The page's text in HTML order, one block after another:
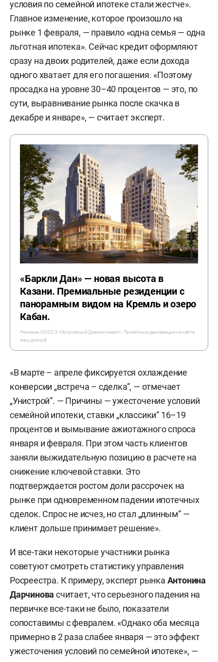
условия по семейной ипотеке стали жестче».
Главное изменение, которое произошло на
рынке 1 февраля, — правило «одна семья — одна
льготная ипотека». Сейчас кредит оформляют
сразу на двоих родителей, даже если дохода
одного хватает для его погашения. «Поэтому
просадка на уровне 30–40 процентов — это, по
сути, выравнивание рынка после скачка в
декабре и январе», — считает эксперт.
«Баркли Дан» — новая высота в
Казани. Премиальные резиденции с
панорамным видом на Кремль и озеро
Кабан.
Реклама. ООО СЗ «Островский Девелопмент». Проектные декларации на сайте
наш.дом.рф
«В марте – апреле фиксируется охлаждение
конверсии „встреча – сделка“, — отмечает
„Унистрой“. — Причины — ужесточение условий
семейной ипотеки, ставки „классики“ 16–19
процентов и вымывание ажиотажного спроса
января и февраля. При этом часть клиентов
заняли выжидательную позицию в расчете на
снижение ключевой ставки. Это
подтверждается ростом доли рассрочек на
рынке при одновременном падении ипотечных
сделок. Спрос не исчез, но стал „длинным“ —
клиент дольше принимает решение».
И все-таки некоторые участники рынка
советуют смотреть статистику управления
Росреестра. К примеру, эксперт рынка Антонина
Дарчиновасчитает, что серьезного падения на
первичке все-таки не было, показатели
сопоставимы с февралем. «Однако оба месяца
примерно в 2 раза слабее января — это эффект
ужесточения условий по семейной ипотеке», —